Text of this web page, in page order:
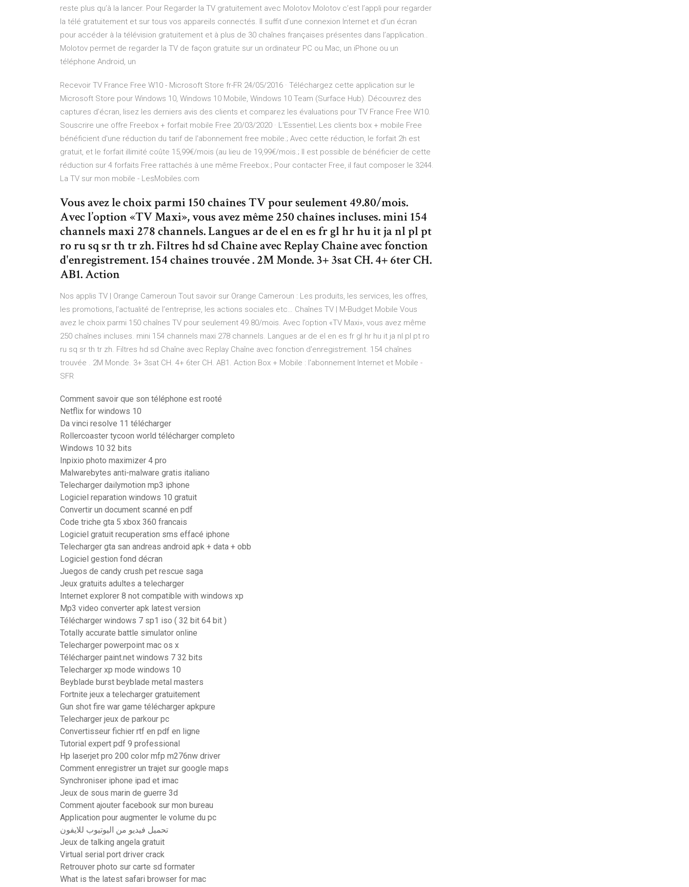
reste plus qu’à la lancer. Pour Regarder la TV gratuitement avec Molotov Molotov c’est l’appli pour regarder
la télé gratuitement et sur tous vos appareils connectés. Il suffit d’une connexion Internet et d’un écran
pour accéder à la télévision gratuitement et à plus de 30 chaînes françaises présentes dans l’application..
Molotov permet de regarder la TV de façon gratuite sur un ordinateur PC ou Mac, un iPhone ou un
téléphone Android, un
Recevoir TV France Free W10 - Microsoft Store fr-FR 24/05/2016 · Téléchargez cette application sur le
Microsoft Store pour Windows 10, Windows 10 Mobile, Windows 10 Team (Surface Hub). Découvrez des
captures d’écran, lisez les derniers avis des clients et comparez les évaluations pour TV France Free W10.
Souscrire une offre Freebox + forfait mobile Free 20/03/2020 · L'Essentiel; Les clients box + mobile Free
bénéficient d'une réduction du tarif de l'abonnement free mobile.; Avec cette réduction, le forfait 2h est
gratuit, et le forfait illimité coûte 15,99€/mois (au lieu de 19,99€/mois.; Il est possible de bénéficier de cette
réduction sur 4 forfaits Free rattachés à une même Freebox.; Pour contacter Free, il faut composer le 3244.
La TV sur mon mobile - LesMobiles.com
Vous avez le choix parmi 150 chaînes TV pour seulement 49.80/mois.
Avec l’option «TV Maxi», vous avez même 250 chaînes incluses. mini 154
channels maxi 278 channels. Langues ar de el en es fr gl hr hu it ja nl pl pt
ro ru sq sr th tr zh. Filtres hd sd Chaîne avec Replay Chaîne avec fonction
d'enregistrement. 154 chaînes trouvée . 2M Monde. 3+ 3sat CH. 4+ 6ter CH.
AB1. Action
Nos applis TV | Orange Cameroun Tout savoir sur Orange Cameroun : Les produits, les services, les offres,
les promotions, l’actualité de l’entreprise, les actions sociales etc… Chaînes TV | M-Budget Mobile Vous
avez le choix parmi 150 chaînes TV pour seulement 49.80/mois. Avec l’option «TV Maxi», vous avez même
250 chaînes incluses. mini 154 channels maxi 278 channels. Langues ar de el en es fr gl hr hu it ja nl pl pt ro
ru sq sr th tr zh. Filtres hd sd Chaîne avec Replay Chaîne avec fonction d'enregistrement. 154 chaînes
trouvée . 2M Monde. 3+ 3sat CH. 4+ 6ter CH. AB1. Action Box + Mobile : l'abonnement Internet et Mobile -
SFR
Comment savoir que son téléphone est rooté
Netflix for windows 10
Da vinci resolve 11 télécharger
Rollercoaster tycoon world télécharger completo
Windows 10 32 bits
Inpixio photo maximizer 4 pro
Malwarebytes anti-malware gratis italiano
Telecharger dailymotion mp3 iphone
Logiciel reparation windows 10 gratuit
Convertir un document scanné en pdf
Code triche gta 5 xbox 360 francais
Logiciel gratuit recuperation sms effacé iphone
Telecharger gta san andreas android apk + data + obb
Logiciel gestion fond décran
Juegos de candy crush pet rescue saga
Jeux gratuits adultes a telecharger
Internet explorer 8 not compatible with windows xp
Mp3 video converter apk latest version
Télécharger windows 7 sp1 iso ( 32 bit 64 bit )
Totally accurate battle simulator online
Telecharger powerpoint mac os x
Télécharger paint.net windows 7 32 bits
Telecharger xp mode windows 10
Beyblade burst beyblade metal masters
Fortnite jeux a telecharger gratuitement
Gun shot fire war game télécharger apkpure
Telecharger jeux de parkour pc
Convertisseur fichier rtf en pdf en ligne
Tutorial expert pdf 9 professional
Hp laserjet pro 200 color mfp m276nw driver
Comment enregistrer un trajet sur google maps
Synchroniser iphone ipad et imac
Jeux de sous marin de guerre 3d
Comment ajouter facebook sur mon bureau
Application pour augmenter le volume du pc
تحميل فيديو من اليوتيوب للايفون
Jeux de talking angela gratuit
Virtual serial port driver crack
Retrouver photo sur carte sd formater
What is the latest safari browser for mac